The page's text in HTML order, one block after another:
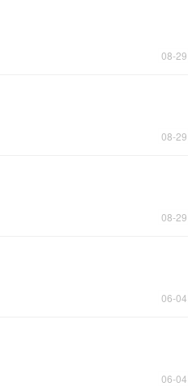
08-29
08-29
08-29
06-04
06-04